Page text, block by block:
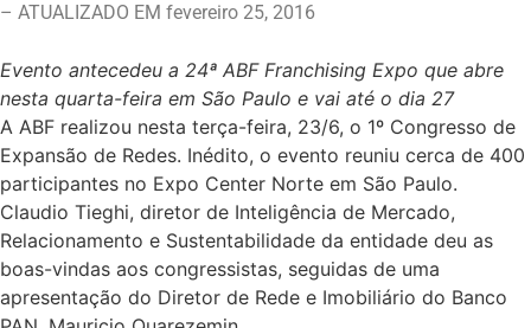
– ATUALIZADO EM fevereiro 25, 2016
Evento antecedeu a 24ª ABF Franchising Expo que abre
nesta quarta-feira em São Paulo e vai até o dia 27
A ABF realizou nesta terça-feira, 23/6, o 1º Congresso de
Expansão de Redes. Inédito, o evento reuniu cerca de 400
participantes no Expo Center Norte em São Paulo.
Claudio Tieghi, diretor de Inteligência de Mercado,
Relacionamento e Sustentabilidade da entidade deu as
boas-vindas aos congressistas, seguidas de uma
apresentação do Diretor de Rede e Imobiliário do Banco